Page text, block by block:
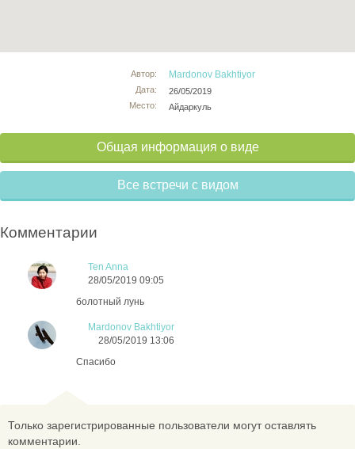
Автор:
Дата:
Место:
Mardonov Bakhtiyor
26/05/2019
Айдаркуль
Общая информация о виде
Все встречи с видом
Комментарии
Ten Anna
28/05/2019 09:05
болотный лунь
Mardonov Bakhtiyor
28/05/2019 13:06
Спасибо
Только зарегистрированные пользователи могут оставлять
комментарии.